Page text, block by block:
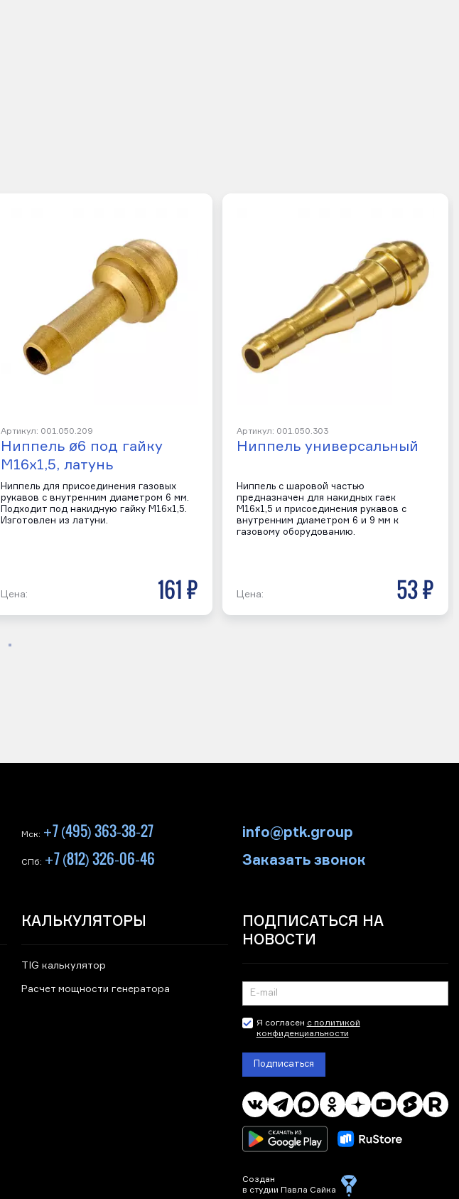
Артикул: 001.050.209
Ниппель ø6 под гайку
М16х1,5, латунь
Ниппель для присоединения газовых
рукавов с внутренним диаметром 6 мм.
Подходит под накидную гайку М16х1,5.
Изготовлен из латуни.
Цена: 161 р
Артикул: 001.050.303
Ниппель универсальный
Ниппель с шаровой частью
предназначен для накидных гаек
М16х1,5 и присоединения рукавов с
внутренним диаметром 6 и 9 мм к
газовому оборудованию.
Цена: 53 р
Мск: +7 (495) 363-38-27
СПб: +7 (812) 326-06-46
info@ptk.group
Заказать звонок
КАЛЬКУЛЯТОРЫ
TIG калькулятор
Расчет мощности генератора
ПОДПИСАТЬСЯ НА
НОВОСТИ
Я согласен с политикой
конфиденциальности
Подписаться
Создан
в студии Павла Сайка